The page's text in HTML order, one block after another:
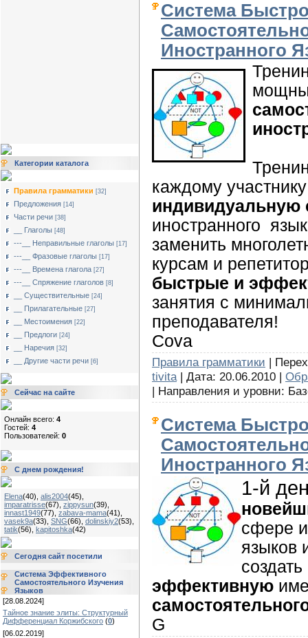
Категории каталога
Правила грамматики [32]
Предложения [14]
Части речи [38]
__ Глаголы [48]
---__ Неправильные глаголы [17]
---__ Фразовые глаголы [17]
---__ Времена глагола [27]
---__ Спряжение глаголов [8]
__ Существительные [24]
__ Прилагательные [27]
__ Местоимения [22]
__ Предлоги [24]
__ Наречия [32]
__ Другие части речи [6]
Сейчас на сайте
Онлайн всего: 4
Гостей: 4
Пользователей: 0
С днем рождения!
Elena(40) alis2004(45)
imparatrisse(67) zippysun(39)
innast1949(77) zabava-mama(41)
vasek9a(33) SNG(66) dolinskiy2(53)
tatik(56) kapitoshka(42)
Сегодня сайт посетили
Система Эффективного
Самостоятельного Изучения
Языков
[28.08.2024]
Тайное знание элиты: Структурный
Дифференциал Коржибского (0)
[06.02.2019]
Система
Иностранного
каждому
индивидуальную
иностранного
заменить
курсам и
быстрые и
занятия с
преподавателя!
Cova
Правила грамматики |
tivita| Дата: 20.06.2010 |
| Направления и уровни:
Система
Иностранного
1-й
сфере
языков
создать
эффективную
G